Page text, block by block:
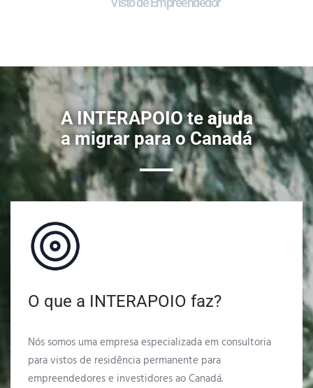
A INTERAPOIO te ajuda
a migrar para o Canadá
O que a INTERAPOIO faz?
Nós somos uma empresa especializada em consultoria
para vistos de residência permanente para
empreendedores e investidores ao Canadá.